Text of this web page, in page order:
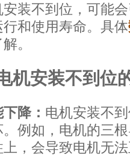
装不到位，可能
和使用寿命。具体
。
安装不到位
降： 电机安装不
例如，电机的三
，会导致电机无